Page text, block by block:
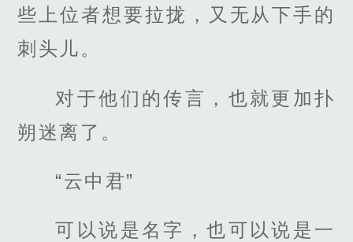
些上位者想要拉拢，又无从下手的
刺头儿。
对于他们的传言，也就更加扑
朔迷离了。
“云中君”
可以说是名字，也可以说是一